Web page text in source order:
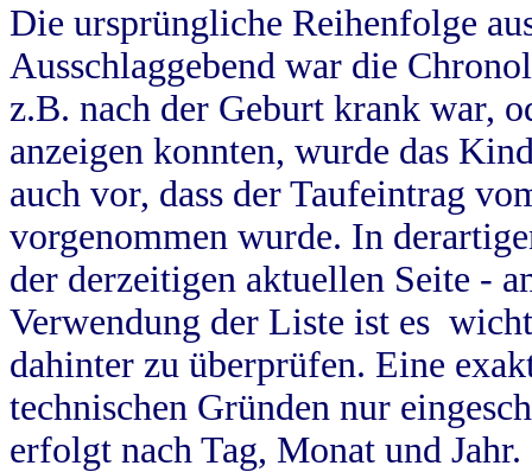
Die ursprüngliche Reihenfolge
Ausschlaggebend war die
z.B. nach der Geburt krank war,
anzeigen konnten, wurde das
auch vor, dass der Taufeintrag
vorgenommen wurde. In
der derzeitigen aktuellen Seite -
Verwendung der Liste ist es
dahinter zu überprüfen. Eine
technischen Gründen nur
erfolgt nach Tag, Monat und Jahr.